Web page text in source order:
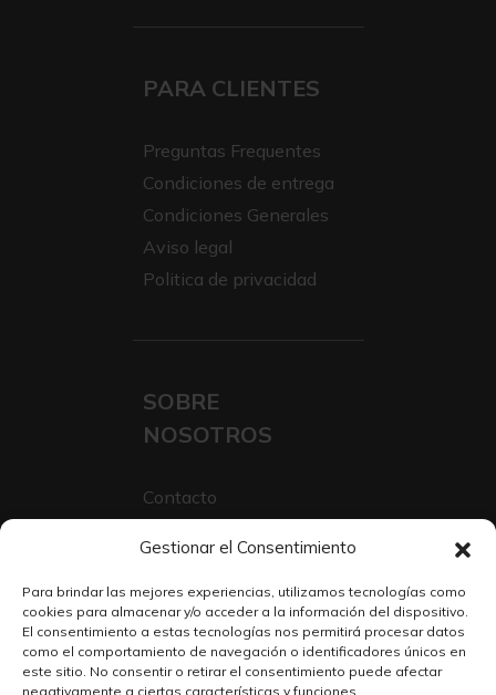
Gestionar el Consentimiento
Para brindar las mejores experiencias, utilizamos tecnologías como
cookies para almacenar y/o acceder a la información del dispositivo.
El consentimiento a estas tecnologías nos permitirá procesar datos
como el comportamiento de navegación o identificadores únicos en
este sitio. No consentir o retirar el consentimiento puede afectar
negativamente a ciertas características y funciones.
PARA CLIENTES
Preguntas Frequentes
Condiciones de entrega
Condiciones Generales
Aviso legal
Politica de privacidad
SOBRE
NOSOTROS
Contacto